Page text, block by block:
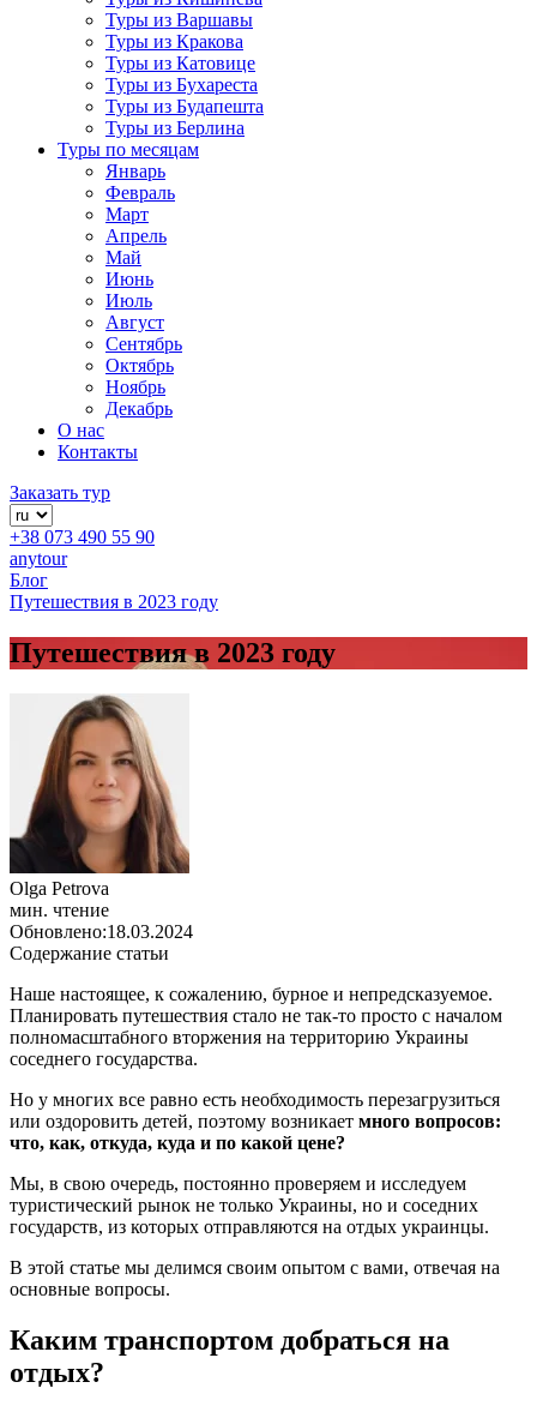
Туры из Варшавы
Туры из Кракова
Туры из Катовице
Туры из Бухареста
Туры из Будапешта
Туры из Берлина
Туры по месяцам
Январь
Февраль
Март
Апрель
Май
Июнь
Июль
Август
Сентябрь
Октябрь
Ноябрь
Декабрь
О нас
Контакты
Заказать тур
+38 073 490 55 90
anytour
Блог
Путешествия в 2023 году
Путешествия в 2023 году
Olga Petrova
мин. чтение
Обновлено:18.03.2024
Содержание статьи
Наше настоящее, к сожалению, бурное и непредсказуемое.
Планировать путешествия стало не так-то просто с началом
полномасштабного вторжения на территорию Украины
соседнего государства.
Но у многих все равно есть необходимость перезагрузиться
или оздоровить детей, поэтому возникает много вопросов:
что, как, откуда, куда и по какой цене?
Мы, в свою очередь, постоянно проверяем и исследуем
туристический рынок не только Украины, но и соседних
государств, из которых отправляются на отдых украинцы.
В этой статье мы делимся своим опытом с вами, отвечая на
основные вопросы.
Каким транспортом добраться на
отдых?